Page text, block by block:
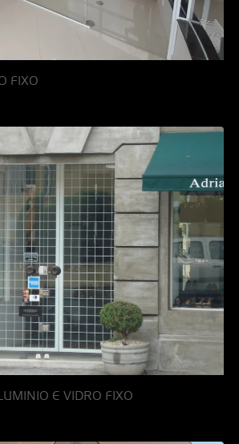
FIXO
E VIDRO FIXO